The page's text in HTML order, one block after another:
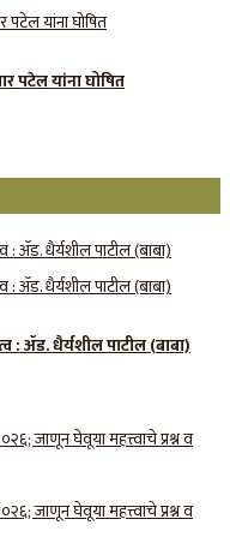
पटेल यांना घोषित
: ॲड. धैर्यशील पाटील (बाबा)